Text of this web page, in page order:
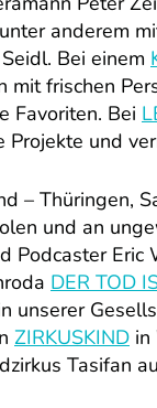
anderem
Bei einem
mit frischen
Favoriten. Bei
Projekte und
– Thüringen,
und an
Podcaster
DER TOD
unserer
ZIRKUSKIND in
Tasifan